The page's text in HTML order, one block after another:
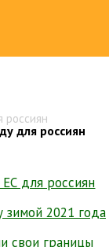
для россиян
для россиян
2021 года
свои границы